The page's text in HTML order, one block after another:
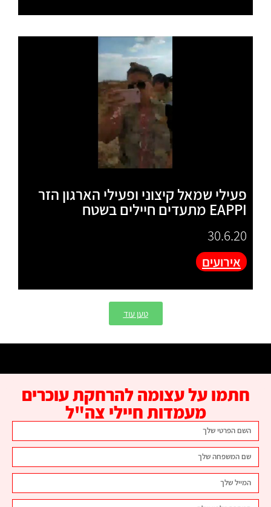
פעילי שמאל קיצוני ופעילי הארגון הזר
EAPPI מתעדים חיילים בשטח
30.6.20
אירועים
טען עוד
חתמו על עצומה להרחקת עוכרים
מעמדות חיילי צה"ל